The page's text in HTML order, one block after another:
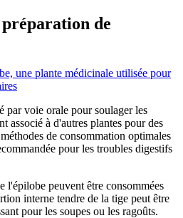
de
par voie orale pour soulager les
associé à d'autres plantes pour des
de consommation optimales
pour les troubles digestifs
l'épilobe peuvent être consommées
interne tendre de la tige peut être
pour les soupes ou les ragoûts.